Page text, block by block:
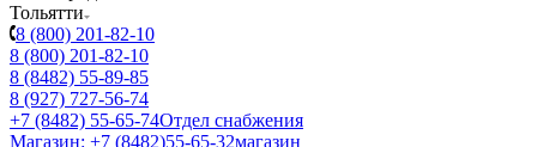
Тольятти
8 (800) 201-82-10
8 (800) 201-82-10
8 (8482) 55-89-85
8 (927) 727-56-74
+7 (8482) 55-65-74Отдел снабжения
Магазин: +7 (8482)55-65-32магазин